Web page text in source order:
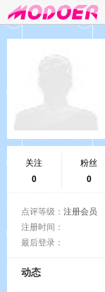
关注
0
粉丝
0
点评等级： 注册会员
注册时间：
最后登录：
动态